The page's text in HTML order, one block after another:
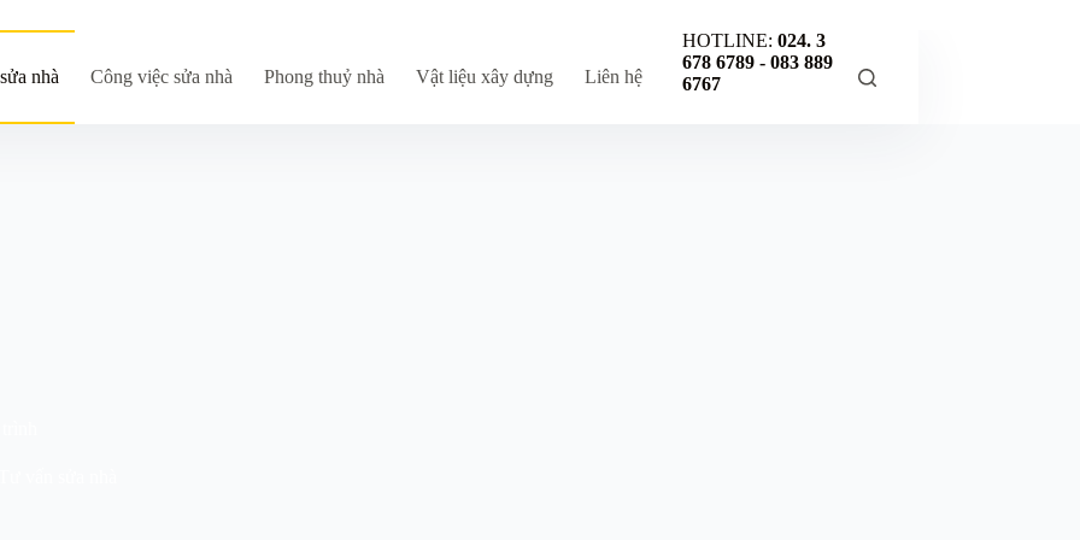
nhà Công việc sửa nhà Phong thuỷ nhà Vật liệu xây dựng Liên hệ
HOTLINE:024. 3
678 6789 -083 889
6767